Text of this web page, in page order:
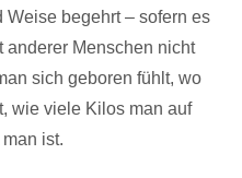
Weise begehrt – sofern es
anderer Menschen nicht
sich geboren fühlt, wo
wie viele Kilos man auf
ist.